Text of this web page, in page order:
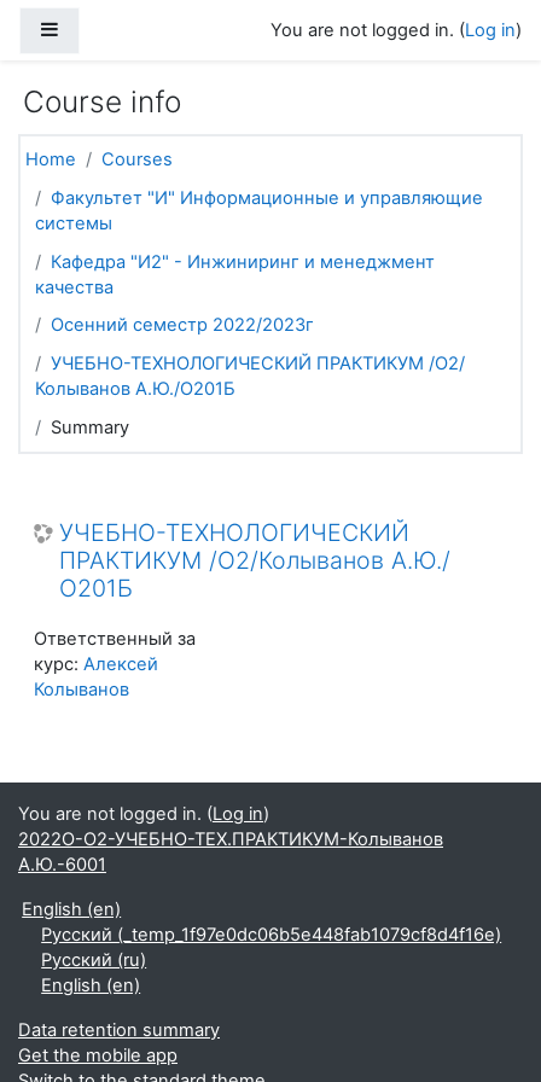
You are not logged in. (Log in)
Course info
Home
Courses
Факультет "И" Информационные и управляющие
системы
Кафедра "И2" - Инжиниринг и менеджмент
качества
Осенний семестр 2022/2023г
УЧЕБНО-ТЕХНОЛОГИЧЕСКИЙ ПРАКТИКУМ /О2/
Колыванов А.Ю./О201Б
Summary
УЧЕБНО-ТЕХНОЛОГИЧЕСКИЙ
ПРАКТИКУМ /О2/Колыванов А.Ю./
О201Б
Ответственный за
курс: Алексей
Колыванов
You are not logged in. (Log in)
2022О-О2-УЧЕБНО-ТЕХ.ПРАКТИКУМ-Колыванов
А.Ю.-6001
English ‎(en)‎
Русский ‎(_temp_1f97e0dc06b5e448fab1079cf8d4f16e)‎
Русский ‎(ru)‎
English ‎(en)‎
Data retention summary
Get the mobile app